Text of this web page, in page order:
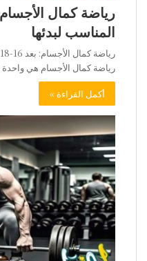
المناسب لبدئها
رياضة كمال الأجسام هي
أكمل القراءة »